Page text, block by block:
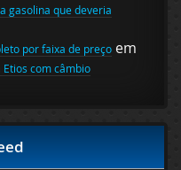
gasolina que deveria
por faixa de preço em
Etios com câmbio